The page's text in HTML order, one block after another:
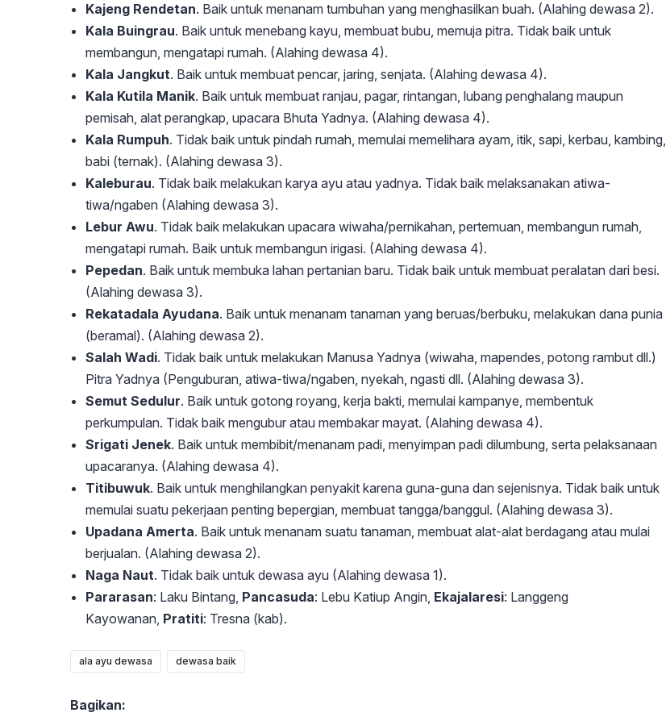
Kajeng Rendetan. Baik untuk menanam tumbuhan yang menghasilkan buah. (Alahing dewasa 2).
Kala Buingrau. Baik untuk menebang kayu, membuat bubu, memuja pitra. Tidak baik untuk
membangun, mengatapi rumah. (Alahing dewasa 4).
Kala Jangkut. Baik untuk membuat pencar, jaring, senjata. (Alahing dewasa 4).
Kala Kutila Manik. Baik untuk membuat ranjau, pagar, rintangan, lubang penghalang maupun
pemisah, alat perangkap, upacara Bhuta Yadnya. (Alahing dewasa 4).
Kala Rumpuh. Tidak baik untuk pindah rumah, memulai memelihara ayam, itik, sapi, kerbau, kambing,
babi (ternak). (Alahing dewasa 3).
Kaleburau. Tidak baik melakukan karya ayu atau yadnya. Tidak baik melaksanakan atiwa-
tiwa/ngaben (Alahing dewasa 3).
Lebur Awu. Tidak baik melakukan upacara wiwaha/pernikahan, pertemuan, membangun rumah,
mengatapi rumah. Baik untuk membangun irigasi. (Alahing dewasa 4).
Pepedan. Baik untuk membuka lahan pertanian baru. Tidak baik untuk membuat peralatan dari besi.
(Alahing dewasa 3).
Rekatadala Ayudana. Baik untuk menanam tanaman yang beruas/berbuku, melakukan dana punia
(beramal). (Alahing dewasa 2).
Salah Wadi. Tidak baik untuk melakukan Manusa Yadnya (wiwaha, mapendes, potong rambut dll.)
Pitra Yadnya (Penguburan, atiwa-tiwa/ngaben, nyekah, ngasti dll. (Alahing dewasa 3).
Semut Sedulur. Baik untuk gotong royang, kerja bakti, memulai kampanye, membentuk
perkumpulan. Tidak baik mengubur atau membakar mayat. (Alahing dewasa 4).
Srigati Jenek. Baik untuk membibit/menanam padi, menyimpan padi dilumbung, serta pelaksanaan
upacaranya. (Alahing dewasa 4).
Titibuwuk. Baik untuk menghilangkan penyakit karena guna-guna dan sejenisnya. Tidak baik untuk
memulai suatu pekerjaan penting bepergian, membuat tangga/banggul. (Alahing dewasa 3).
Upadana Amerta. Baik untuk menanam suatu tanaman, membuat alat-alat berdagang atau mulai
berjualan. (Alahing dewasa 2).
Naga Naut. Tidak baik untuk dewasa ayu (Alahing dewasa 1).
Pararasan: Laku Bintang, Pancasuda: Lebu Katiup Angin, Ekajalaresi: Langgeng
Kayowanan, Pratiti: Tresna (kab).
ala ayu dewasa dewasa baik
Bagikan: